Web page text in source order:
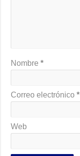
Nombre*
Correo electrónico*
Web